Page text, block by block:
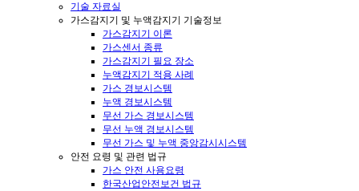
기술 자료실
가스감지기 및 누액감지기 기술정보
가스감지기 이론
가스센서 종류
가스감지기 필요 장소
누액감지기 적용 사례
가스 경보시스템
누액 경보시스템
무선 가스 경보시스템
무선 누액 경보시스템
무선 가스 및 누액 중앙감시시스템
안전 요령 및 관련 법규
가스 안전 사용요령
한국산업안전보건 법규